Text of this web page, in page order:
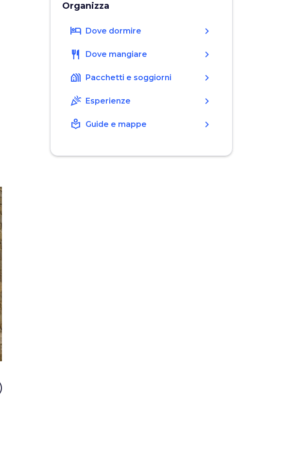
Organizza
hotel Dove dormire chevron_right
restaurant Dove mangiare chevron_right
holiday_village Pacchetti e soggiorni chevron_right
celebration Esperienze chevron_right
local_library Guide e mappe chevron_right